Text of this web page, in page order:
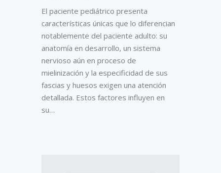
El paciente pediátrico presenta
características únicas que lo diferencian
notablemente del paciente adulto: su
anatomía en desarrollo, un sistema
nervioso aún en proceso de
mielinización y la especificidad de sus
fascias y huesos exigen una atención
detallada. Estos factores influyen en
su…